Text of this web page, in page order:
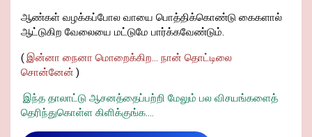
ஆண்கள் வழக்கப்போல வாயை பொத்திக்கொண்டு கைகளால்
ஆட்டுகிற வேலையை மட்டுமே பார்க்கவேண்டும்.
( இன்னா நைனா மொறைக்கிற... நான் தொட்டிலை
சொன்னேன் )
இந்த தாலாட்டு ஆசனத்தைப்பற்றி மேலும் பல விசயங்களைத்
தெரிந்துகொள்ள கிளிக்குங்க....